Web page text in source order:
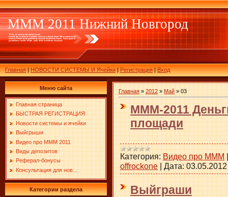
МММ 2011 Нижний Новгород
Главная|НОВОСТИ СИСТЕМЫ И Ячейки|Регистрация|Вход
Меню сайта
Главная страница
БЫСТРАЯ РЕГИСТРАЦИЯ
Новости системы и ячейки
Выйгрыши
Видео про МММ 2011
Виды депозитов
Реферал-бонусы
Консультация для нов...
Категории раздела
Главная » 2012 » Май » 03
МММ-2011
площади
Категория: Видео про МММ
offrockone | Дата: 03.05.2012
Выйграши